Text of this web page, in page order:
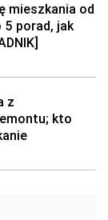
mieszkania od
5 porad, jak
z
kto